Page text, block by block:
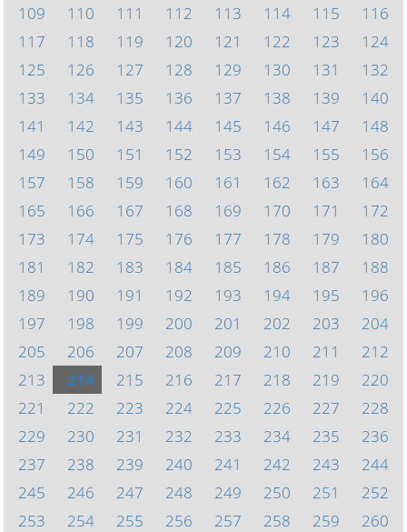
109
110 111 112 113 114 115
116
117
118 119 120 121 122 123
124
125
126 127 128 129 130 131
132
133
134 135 136 137 138 139
140
141
142 143 144 145 146 147
148
149
150 151 152 153 154 155
156
157
158 159 160 161 162 163
164
165
166 167 168 169 170 171
172
173
174 175 176 177 178 179
180
181
182 183 184 185 186 187
188
189
190 191 192 193 194 195
196
197
198 199 200 201 202 203
204
205
206 207 208 209 210 211
212
213
214 215 216 217 218 219
220
221
222 223 224 225 226 227
228
229
230 231 232 233 234 235
236
237
238 239 240 241 242 243
244
245
246 247 248 249 250 251
252
253
254 255 256 257 258 259
260